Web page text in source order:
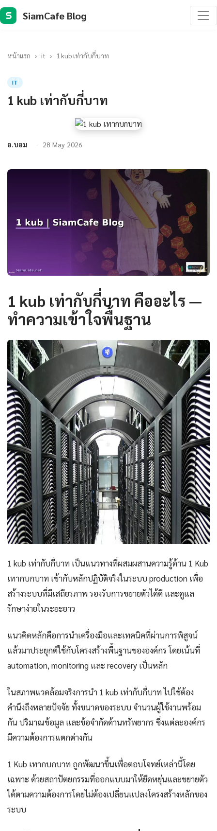
S SiamCafe Blog
หน้าแรก › it › 1 kub เท่ากับกี่บาท
IT
1 kub เท่ากับกี่บาท
อ.บอม 28 May 2026
1 kub เท่ากับกี่บาท คืออะไร —
ทำความเข้าใจพื้นฐาน
1 kub เท่ากับกี่บาท เป็นแนวทางที่ผสมผสานความรู้ด้าน 1 Kub
เทากบกบาท เข้ากับหลักปฏิบัติจริงในระบบ production เพื่อ
สร้างระบบที่มีเสถียรภาพ รองรับการขยายตัวได้ดี และดูแล
รักษาง่ายในระยะยาว
แนวคิดหลักคือการนำเครื่องมือและเทคนิคที่ผ่านการพิสูจน์
แล้วมาประยุกต์ใช้กับโครงสร้างพื้นฐานขององค์กร โดยเน้นที่
automation, monitoring และ recovery เป็นหลัก
ในสภาพแวดล้อมจริงการนำ 1 kub เท่ากับกี่บาท ไปใช้ต้อง
คำนึงถึงหลายปัจจัย ทั้งขนาดของระบบ จำนวนผู้ใช้งานพร้อม
กัน ปริมาณข้อมูล และข้อจำกัดด้านทรัพยากร ซึ่งแต่ละองค์กร
มีความต้องการแตกต่างกัน
1 Kub เทากบกบาท ถูกพัฒนาขึ้นเพื่อตอบโจทย์เหล่านี้โดย
เฉพาะ ด้วยสถาปัตยกรรมที่ออกแบบมาให้ยืดหยุ่นและขยายตัว
ได้ตามความต้องการโดยไม่ต้องเปลี่ยนแปลงโครงสร้างหลักของ
ระบบ